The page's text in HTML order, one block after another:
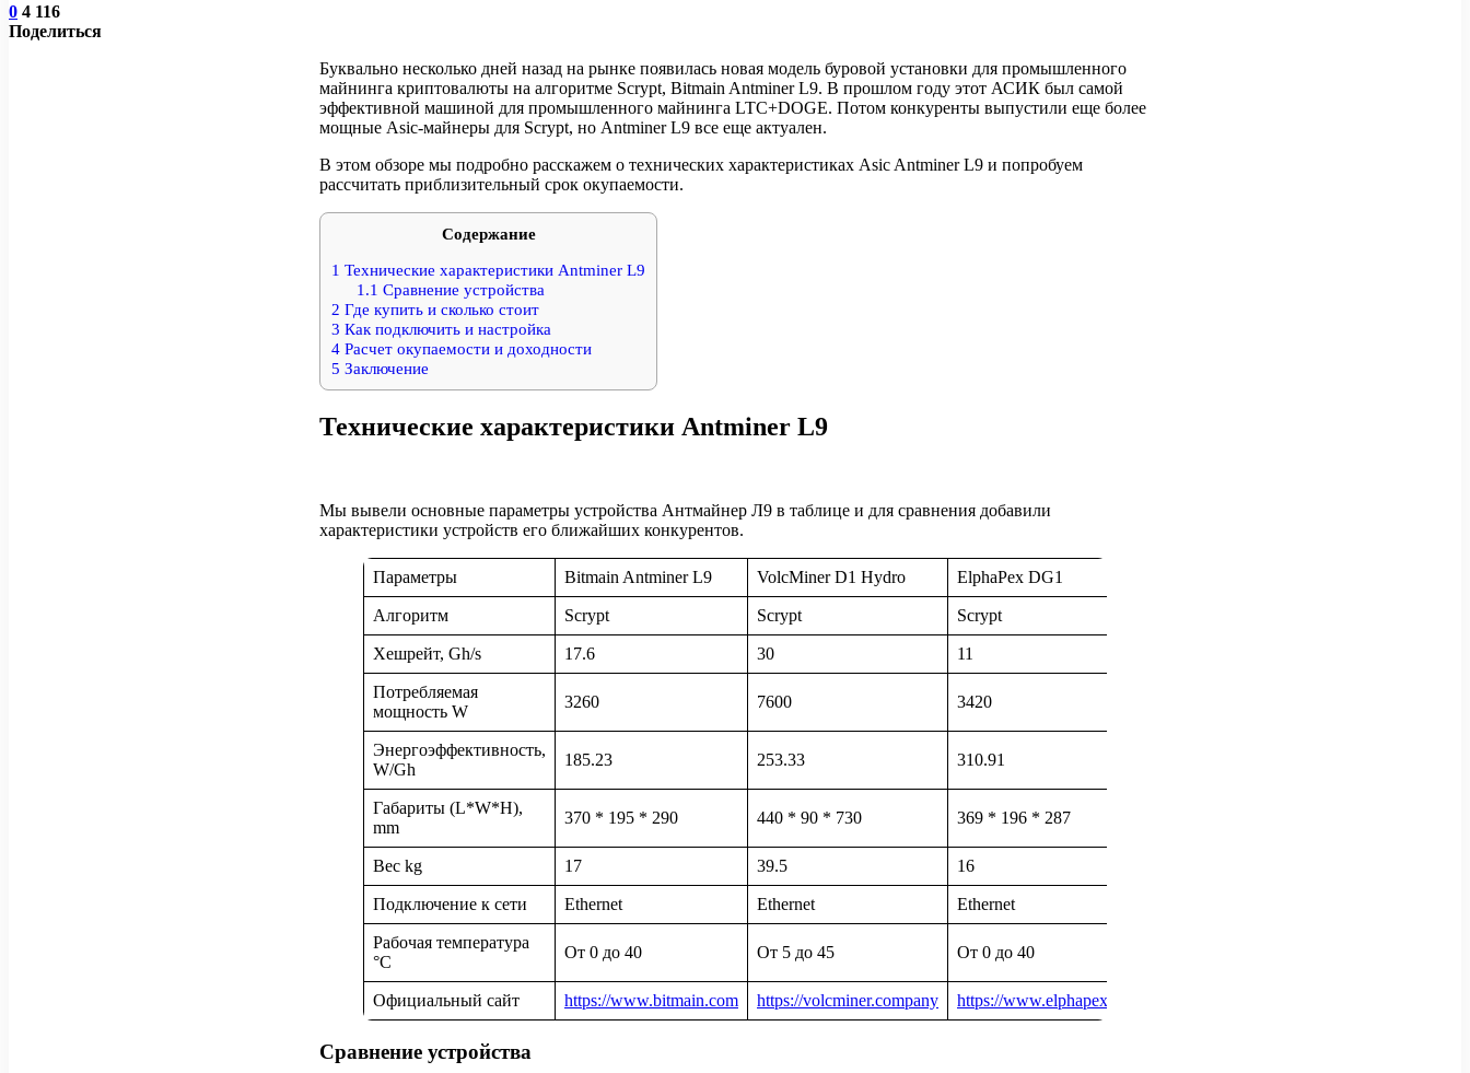
0 4 116
Поделиться
Буквально несколько дней назад на рынке появилась новая модель буровой установки для промышленного
майнинга криптовалюты на алгоритме Scrypt, Bitmain Antminer L9. В прошлом году этот АСИК был самой
эффективной машиной для промышленного майнинга LTC+DOGE. Потом конкуренты выпустили еще более
мощные Asic-майнеры для Scrypt, но Antminer L9 все еще актуален.
В этом обзоре мы подробно расскажем о технических характеристиках Asic Antminer L9 и попробуем
рассчитать приблизительный срок окупаемости.
Содержание
1 Технические характеристики Antminer L9
1.1 Сравнение устройства
2 Где купить и сколько стоит
3 Как подключить и настройка
4 Расчет окупаемости и доходности
5 Заключение
Технические характеристики Antminer L9
Мы вывели основные параметры устройства Антмайнер Л9 в таблице и для сравнения добавили
характеристики устройств его ближайших конкурентов.
Параметры Bitmain Antminer L9 VolcMiner D1 Hydro ElphaPex DG1
Алгоритм Scrypt Scrypt Scrypt
Хешрейт, Gh/s 17.6 30 11
Потребляемая
мощность W
3260 7600 3420
Энергоэффективность,
W/Gh
185.23 253.33 310.91
Габариты (L*W*H),
mm
370 * 195 * 290 440 * 90 * 730 369 * 196 * 287
Вес kg 17 39.5 16
Подключение к сети Ethernet Ethernet Ethernet
Рабочая температура
°C
От 0 до 40 От 5 до 45 От 0 до 40
Официальный сайт https://www.bitmain.com https://volcminer.company https://www.elphapex.com
Сравнение устройства